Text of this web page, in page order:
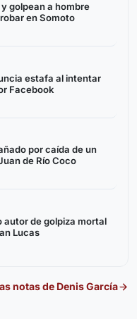
golpean a hombre
en Somoto
estafa al intentar
Facebook
por caída de un
de Río Coco
autor de golpiza mortal
Lucas
notas de Denis García